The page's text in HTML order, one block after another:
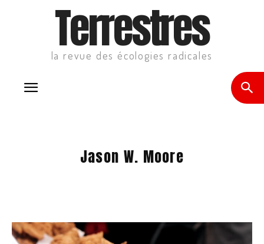
Terrestres
la revue des écologies radicales
Jason W. Moore